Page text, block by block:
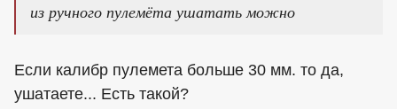
из ручного пулемёта ушатать можно
Если калибр пулемета больше 30 мм. то да,
ушатаете... Есть такой?